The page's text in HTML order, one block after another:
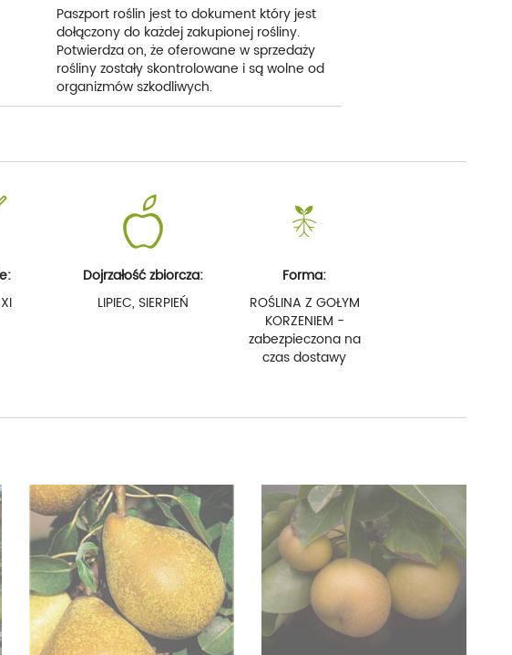
Paszport roślin jest to dokument który jest
dołączony do każdej zakupionej rośliny.
Potwierdza on, że oferowane w sprzedaży
rośliny zostały skontrolowane i są wolne od
organizmów szkodliwych.
Dojrzałość zbiorcza:
LIPIEC, SIERPIEŃ
Forma:
ROŚLINA Z GOŁYM
KORZENIEM -
zabezpieczona na
czas dostawy